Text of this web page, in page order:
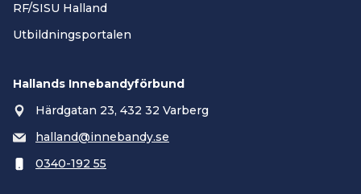
RF/SISU Halland
Utbildningsportalen
Hallands Innebandyförbund
Härdgatan 23, 432 32 Varberg
halland@innebandy.se
0340-192 55